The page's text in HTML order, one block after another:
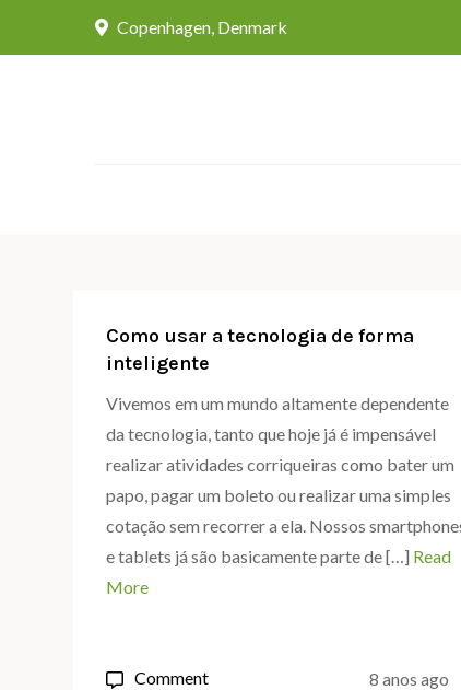
Copenhagen, Denmark
Como usar a tecnologia de forma
inteligente
Vivemos em um mundo altamente dependente
da tecnologia, tanto que hoje já é impensável
realizar atividades corriqueiras como bater um
papo, pagar um boleto ou realizar uma simples
cotação sem recorrer a ela. Nossos
e tablets já são basicamente parte de […] Read
More
Commenton
8 anos ago